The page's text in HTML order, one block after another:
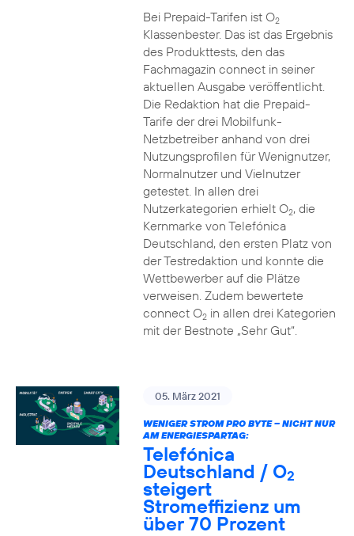
Bei Prepaid-Tarifen ist O2
Klassenbester. Das ist das Ergebnis
des Produkttests, den das
Fachmagazin connect in seiner
aktuellen Ausgabe veröffentlicht.
Die Redaktion hat die Prepaid-
Tarife der drei Mobilfunk-
Netzbetreiber anhand von drei
Nutzungsprofilen für Wenignutzer,
Normalnutzer und Vielnutzer
getestet. In allen drei
Nutzerkategorien erhielt O2, die
Kernmarke von Telefónica
Deutschland, den ersten Platz von
der Testredaktion und konnte die
Wettbewerber auf die Plätze
verweisen. Zudem bewertete
connect O2in allen drei Kategorien
mit der Bestnote „Sehr Gut“.
05. März 2021
WENIGER STROM PRO BYTE – NICHT NUR
AM ENERGIESPARTAG:
Telefónica
Deutschland / O2
steigert
Stromeffizienz um
über 70 Prozent